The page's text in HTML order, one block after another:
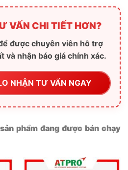
VẤN CHI TIẾT HƠN?
được chuyên viên hỗ trợ
và nhận báo giá chính xác.
NHẬN TƯ VẤN NGAY
phẩm đang được bán chạy